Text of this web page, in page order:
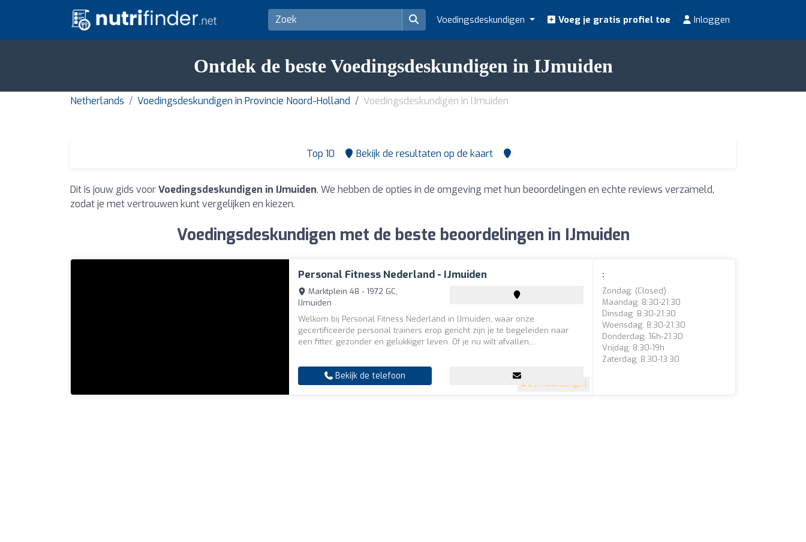
Voedingsdeskundigen Voeg je gratis profiel toe Inloggen
Ontdek de beste Voedingsdeskundigen in IJmuiden
Netherlands Voedingsdeskundigen in Provincie Noord-Holland Voedingsdeskundigen in IJmuiden
Top 10 Bekijk de resultaten op de kaart
Dit is jouw gids voorVoedingsdeskundigen in IJmuiden. We hebben de opties in de omgeving met hun beoordelingen en echte reviews verzameld,
zodat je met vertrouwen kunt vergelijken en kiezen.
Voedingsdeskundigen met de beste beoordelingen in IJmuiden
Personal Fitness Nederland - IJmuiden
5 (51 beoordelingen)
Marktplein 48 - 1972 GC,
IJmuiden
Welkom bij Personal Fitness Nederland in IJmuiden, waar onze
gecertificeerde personal trainers erop gericht zijn je te begeleiden naar
een fitter, gezonder en gelukkiger leven. Of je nu wilt afvallen,...
Bekijk de telefoon
:
Zondag: (closed)
Maandag: 8:30-21:30
Dinsdag: 8:30-21:30
Woensdag: 8:30-21:30
Donderdag: 16h-21:30
Vrijdag: 8:30-19h
Zaterdag: 8:30-13:30